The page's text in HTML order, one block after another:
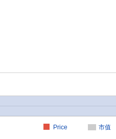
市值
Price